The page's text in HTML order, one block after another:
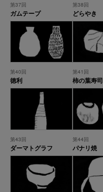
第37回
ガムテープ
第38回
どらやき
第40回
徳利
第41回
柿の葉寿司
第43回
ダーマトグラフ
第44回
パナリ焼